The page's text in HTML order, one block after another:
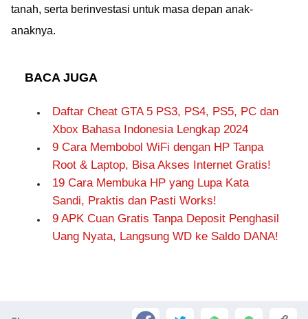
tanah, serta berinvestasi untuk masa depan anak-
anaknya.
BACA JUGA
Daftar Cheat GTA 5 PS3, PS4, PS5, PC dan
Xbox Bahasa Indonesia Lengkap 2024
9 Cara Membobol WiFi dengan HP Tanpa
Root & Laptop, Bisa Akses Internet Gratis!
19 Cara Membuka HP yang Lupa Kata
Sandi, Praktis dan Pasti Works!
9 APK Cuan Gratis Tanpa Deposit Penghasil
Uang Nyata, Langsung WD ke Saldo DANA!